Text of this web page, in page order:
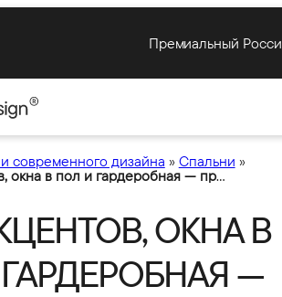
Премиальный
современного дизайна » Спальни »
Игра акцентов, окна в пол и гардеробная — проект спальни в Москве
ОКНА В
—